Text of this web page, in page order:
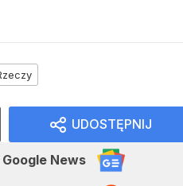
UDOSTĘPNIJ
Google News